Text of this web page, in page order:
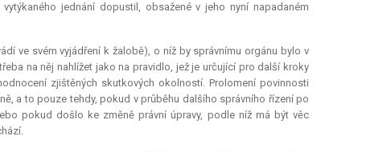
jednání dopustil, obsažené v jeho nyní napadaném
ve svém vyjádření k žalobě), o níž by správnímu orgánu bylo v
na něj nahlížet jako na pravidlo, jež je určující pro další kroky
zjištěných skutkových okolností. Prolomení povinnosti
a to pouze tehdy, pokud v průběhu dalšího správního řízení po
pokud došlo ke změně právní úpravy, podle níž má být věc